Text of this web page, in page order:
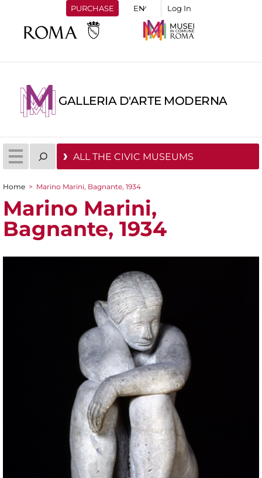
PURCHASE Log In
GALLERIA D'ARTE MODERNA
ALL THE CIVIC MUSEUMS
You are here
Home > Marino Marini, Bagnante, 1934
Marino Marini,
Bagnante, 1934